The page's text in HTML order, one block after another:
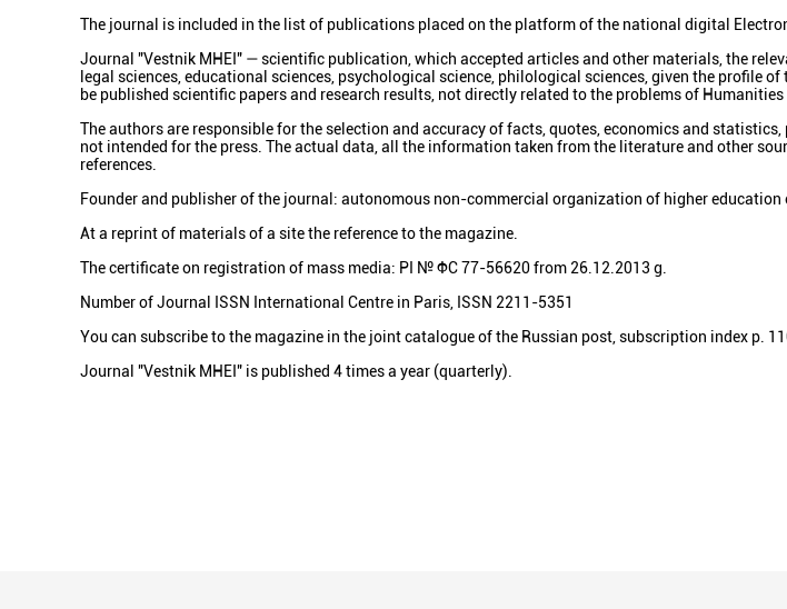
The journal is included in the list of publications placed on the platform of the national digital
Journal "Vestnik MHEI" — scientific publication, which accepted articles and other materials, the
legal sciences, educational sciences, psychological science, philological sciences, given the profile
be published scientific papers and research results, not directly related to the problems of
The authors are responsible for the selection and accuracy of facts, quotes, economics and
not intended for the press. The actual data, all the information taken from the literature and other
references.
Founder and publisher of the journal: autonomous non-commercial organization of higher
At a reprint of materials of a site the reference to the magazine.
The certificate on registration of mass media: PI № ФС 77-56620 from 26.12.2013 g.
Number of Journal ISSN International Centre in Paris, ISSN 2211-5351
You can subscribe to the magazine in the joint catalogue of the Russian post, subscription index p.
Journal "Vestnik MHEI" is published 4 times a year (quarterly).